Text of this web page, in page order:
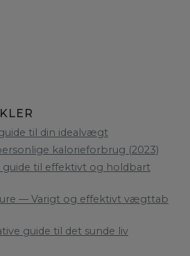
til din idealvægt
kalorieforbrug (2023)
guide til effektivt og holdbart
— Varigt og effektivt vægttab
guide til det sunde liv